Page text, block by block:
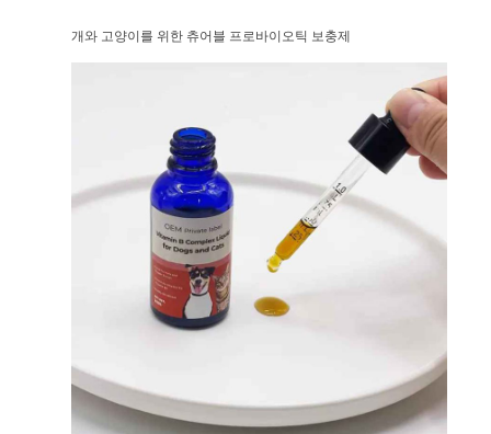
개와 고양이를 위한 츄어블 프로바이오틱 보충제